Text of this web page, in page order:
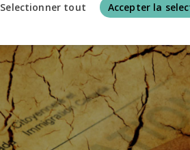
Selectionner tout Accepter la